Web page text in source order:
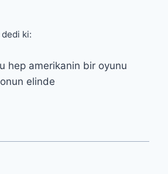
dedi ki:
hep amerikanin bir oyunu
elinde